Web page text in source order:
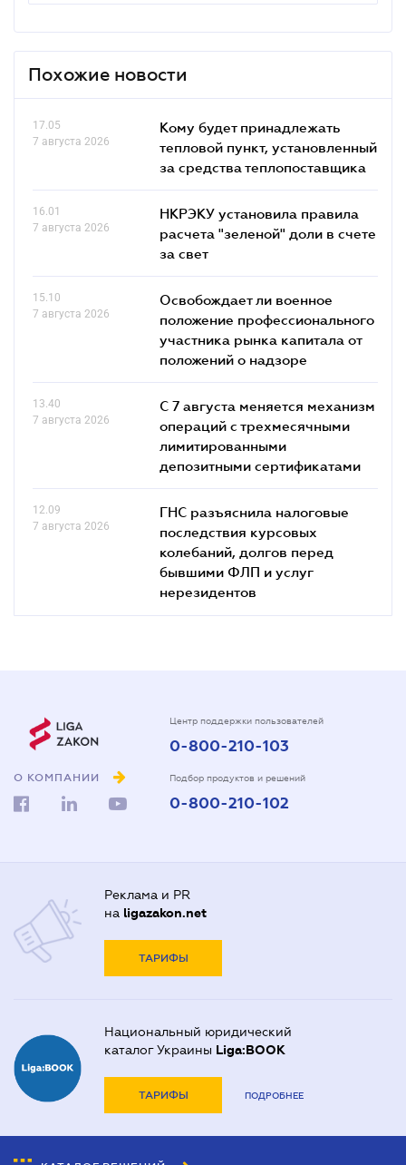
Похожие новости
17.05
7 августа 2026
Кому будет принадлежать
тепловой пункт, установленный
за средства теплопоставщика
16.01
7 августа 2026
НКРЭКУ установила правила
расчета "зеленой" доли в счете
за свет
15.10
7 августа 2026
Освобождает ли военное
положение профессионального
участника рынка капитала от
положений о надзоре
13.40
7 августа 2026
С 7 августа меняется механизм
операций с трехмесячными
лимитированными
депозитными сертификатами
12.09
7 августа 2026
ГНС разъяснила налоговые
последствия курсовых
колебаний, долгов перед
бывшими ФЛП и услуг
нерезидентов
О КОМПАНИИ
Центр поддержки пользователей
0-800-210-103
Подбор продуктов и решений
0-800-210-102
Реклама и PR
на ligazakon.net
ТАРИФЫ
Национальный юридический
каталог Украины Liga:BOOK
ТАРИФЫ ПОДРОБНЕЕ